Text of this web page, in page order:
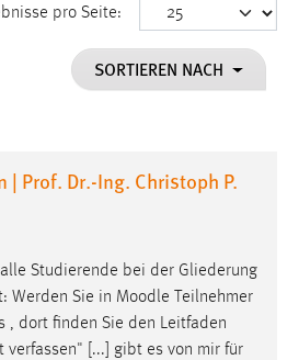
pro Seite:
SORTIEREN NACH
Prof. Dr.-Ing. Christoph P.
Studierende bei der Gliederung
Werden Sie in Moodle Teilnehmer
, dort finden Sie den Leitfaden
verfassen" [...] gibt es von mir für
die ausgewählten Einverständnis-
wird in diesem Cookie